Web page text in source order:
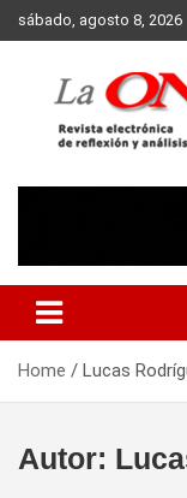
Skip
to
sábado, agosto 8, 2026
Home Lucas
Autor: